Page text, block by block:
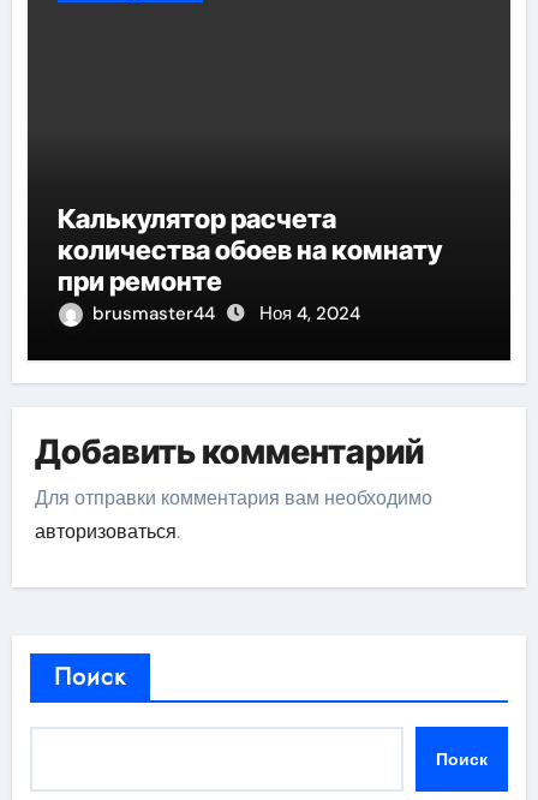
Калькулятор расчета
количества обоев на комнату
при ремонте
brusmaster44 Ноя 4, 2024
Добавить комментарий
Для отправки комментария вам необходимо
авторизоваться.
Поиск
Поиск